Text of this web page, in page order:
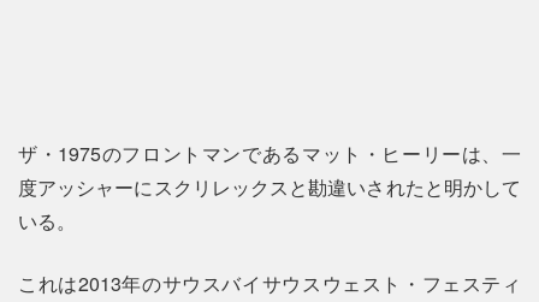
ザ・1975のフロントマンであるマット・ヒーリーは、一
度アッシャーにスクリレックスと勘違いされたと明かして
いる。
これは2013年のサウスバイサウスウェスト・フェスティ